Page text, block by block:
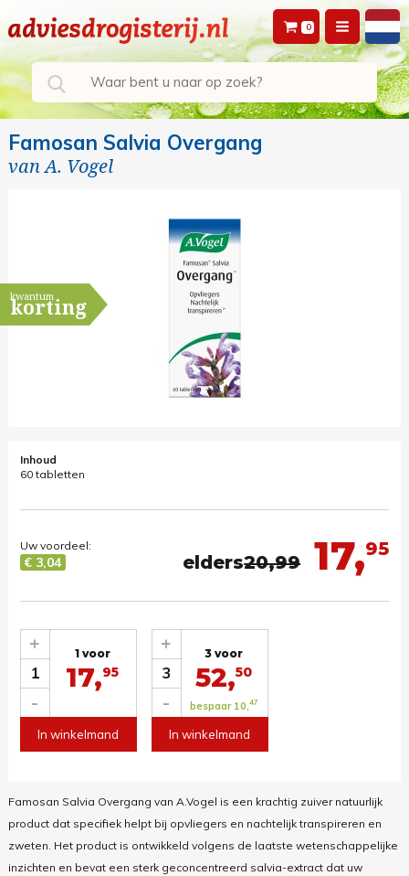
0
Famosan Salvia Overgang
vanA. Vogel
kwantum
korting
Inhoud
60 tabletten
17,95
elders20,99
Uw voordeel:
€ 3,04
1
-
+ 1 voor
17,95
In winkelmand
3
-
+ 3 voor
52,50
bespaar 10,47
In winkelmand
Famosan Salvia Overgang van A.Vogel is een krachtig zuiver natuurlijk
product dat specifiek helpt bij opvliegers en nachtelijk transpireren en
zweten. Het product is ontwikkeld volgens de laatste wetenschappelijke
inzichten en bevat een sterk geconcentreerd salvia-extract dat uw